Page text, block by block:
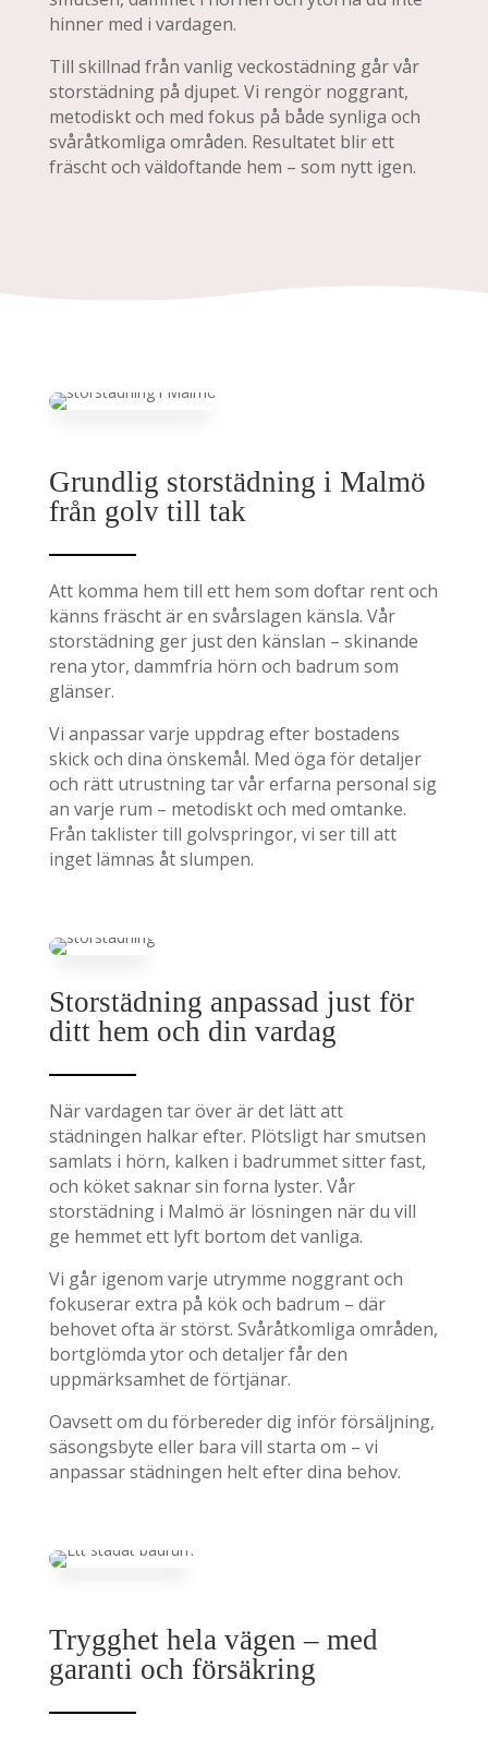
hinner med i vardagen.
Till skillnad från vanlig veckostädning går vår
storstädning på djupet. Vi rengör noggrant,
metodiskt och med fokus på både synliga och
svåråtkomliga områden. Resultatet blir ett
fräscht och väldoftande hem – som nytt igen.
Grundlig storstädning i Malmö
från golv till tak
Att komma hem till ett hem som doftar rent och
känns fräscht är en svårslagen känsla. Vår
storstädning ger just den känslan – skinande
rena ytor, dammfria hörn och badrum som
glänser.
Vi anpassar varje uppdrag efter bostadens
skick och dina önskemål. Med öga för detaljer
och rätt utrustning tar vår erfarna personal sig
an varje rum – metodiskt och med omtanke.
Från taklister till golvspringor, vi ser till att
inget lämnas åt slumpen.
Storstädning anpassad just för
ditt hem och din vardag
När vardagen tar över är det lätt att
städningen halkar efter. Plötsligt har smutsen
samlats i hörn, kalken i badrummet sitter fast,
och köket saknar sin forna lyster. Vår
storstädning i Malmö är lösningen när du vill
ge hemmet ett lyft bortom det vanliga.
Vi går igenom varje utrymme noggrant och
fokuserar extra på kök och badrum – där
behovet ofta är störst. Svåråtkomliga områden,
bortglömda ytor och detaljer får den
uppmärksamhet de förtjänar.
Oavsett om du förbereder dig inför försäljning,
säsongsbyte eller bara vill starta om – vi
anpassar städningen helt efter dina behov.
Trygghet hela vägen – med
garanti och försäkring